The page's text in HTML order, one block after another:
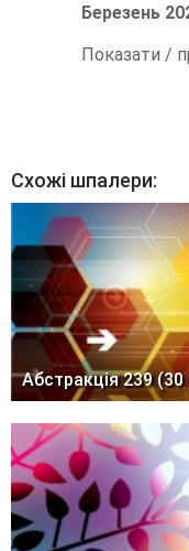
Березень
Показати /
Схожі шпалери:
Абстракція 239